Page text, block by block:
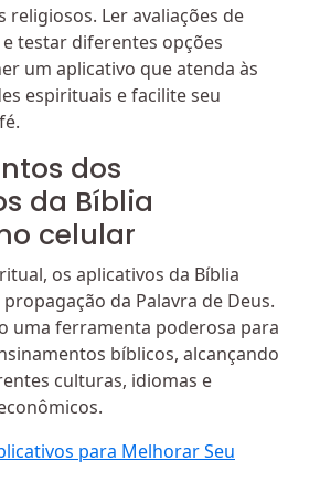
religiosos. Ler avaliações de
testar diferentes opções
um aplicativo que atenda às
espirituais e facilite seu
dos
da Bíblia
celular
os aplicativos da Bíblia
da Palavra de Deus.
uma ferramenta poderosa para
bíblicos, alcançando
culturas, idiomas e
para Melhorar Seu